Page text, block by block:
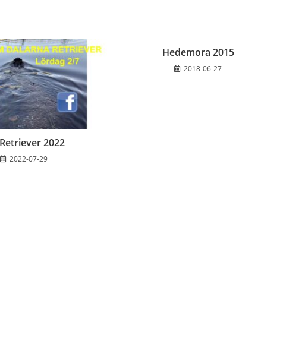
2022
2022-07-29
Hedemora 2015
2018-06-27